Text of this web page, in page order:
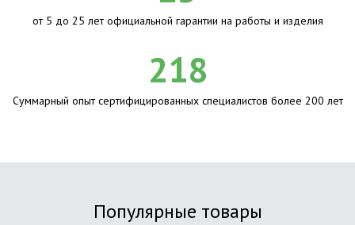
от 5 до 25 лет официальной гарантии на работы и изделия
218
Суммарный опыт сертифицированных специалистов более 200 лет
Популярные товары